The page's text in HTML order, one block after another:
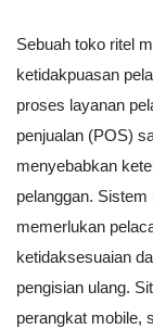
Sebuah toko ritel
ketidakpuasan
proses layanan
penjualan (POS)
menyebabkan
pelanggan.
memerlukan
ketidaksesuaian
pengisian ulang.
perangkat mobile,